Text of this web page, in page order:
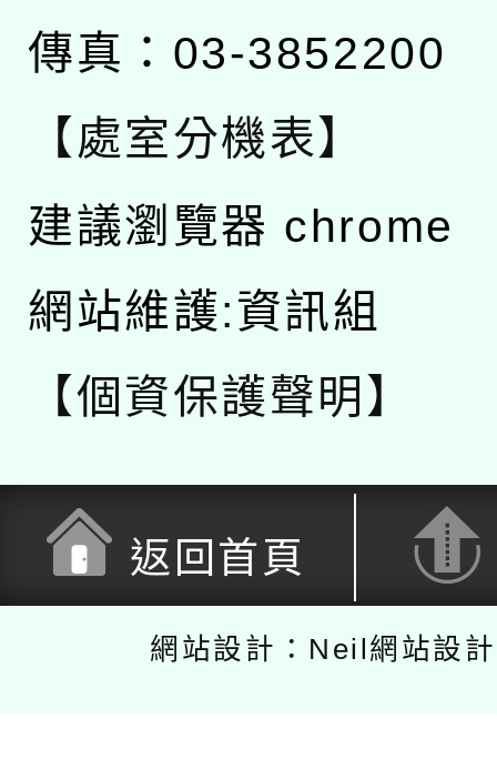
傳真：03-3852200
【處室分機表】
建議瀏覽器 chrome
網站維護:資訊組
【個資保護聲明】
返回首頁
網站設計：Neil網站設